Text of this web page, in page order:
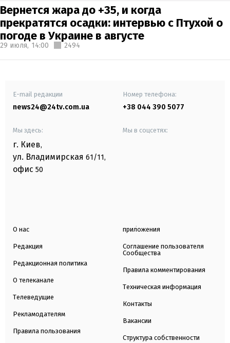
Вернется жара до +35, и когда
прекратятся осадки: интервью с Птухой о
погоде в Украине в августе
29 июля, 14:00 2494
E-mail редакции
news24@24tv.com.ua
Номер телефона:
+38 044 390 5077
Мы здесь:
г. Киев,
ул. Владимирская 61/11,
офис 50
Мы в соцсетях:
О нас
Редакция
Редакционная политика
О телеканале
Телеведущие
Рекламодателям
Правила пользования
приложения
Соглашение пользователя
Сообщества
Правила комментирования
Техническая информация
Контакты
Вакансии
Структура собственности